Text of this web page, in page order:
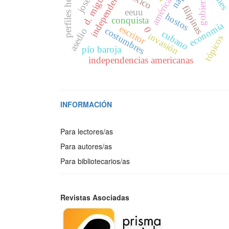
conquista
invasión
independencia américa filipinas
costumbres economía
hostos
independencias americanas
pío baroja tópicos
asedio 0
gobierno
escritor cubano
eeuu
INFORMACIÓN
Para lectores/as
Para autores/as
Para bibliotecarios/as
Revistas Asociadas